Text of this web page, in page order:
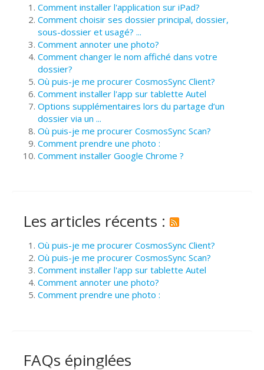
Comment installer l'application sur iPad?
Comment choisir ses dossier principal, dossier,
sous-dossier et usagé? ...
Comment annoter une photo?
Comment changer le nom affiché dans votre
dossier?
Où puis-je me procurer CosmosSync Client?
Comment installer l'app sur tablette Autel
Options supplémentaires lors du partage d’un
dossier via un ...
Où puis-je me procurer CosmosSync Scan?
Comment prendre une photo :
Comment installer Google Chrome ?
Les articles récents :
Où puis-je me procurer CosmosSync Client?
Où puis-je me procurer CosmosSync Scan?
Comment installer l'app sur tablette Autel
Comment annoter une photo?
Comment prendre une photo :
FAQs épinglées